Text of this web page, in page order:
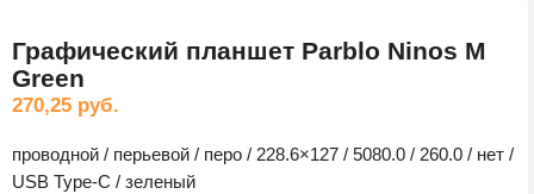
Графический планшет Parblo Ninos M
Green
270,25 руб.
проводной / перьевой / перо / 228.6×127 / 5080.0 / 260.0 / нет /
USB Type-C / зеленый